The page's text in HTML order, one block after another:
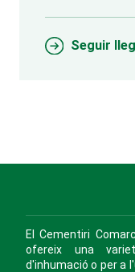
Seguir
El Cementiri
ofereix una
d'inhumació o per a